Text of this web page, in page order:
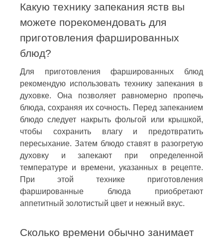
Какую технику запекания яств вы
можете порекомендовать для
приготовления фаршированных
блюд?
Для приготовления фаршированных блюд
рекомендую использовать технику запекания в
духовке. Она позволяет равномерно пропечь
блюда, сохраняя их сочность. Перед запеканием
блюдо следует накрыть фольгой или крышкой,
чтобы сохранить влагу и предотвратить
пересыхание. Затем блюдо ставят в разогретую
духовку и запекают при определенной
температуре и времени, указанных в рецепте.
При этой технике приготовления
фаршированные блюда приобретают
аппетитный золотистый цвет и нежный вкус.
Сколько времени обычно занимает